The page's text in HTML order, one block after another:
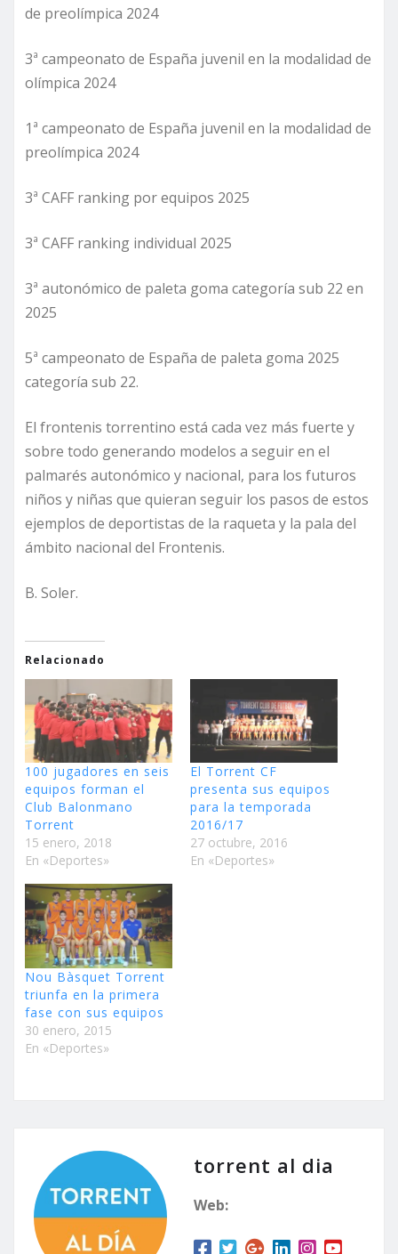
de preolímpica 2024
3ª campeonato de España juvenil en la modalidad de
olímpica 2024
1ª campeonato de España juvenil en la modalidad de
preolímpica 2024
3ª CAFF ranking por equipos 2025
3ª CAFF ranking individual 2025
3ª autonómico de paleta goma categoría sub 22 en
2025
5ª campeonato de España de paleta goma 2025
categoría sub 22.
El frontenis torrentino está cada vez más fuerte y
sobre todo generando modelos a seguir en el
palmarés autonómico y nacional, para los futuros
niños y niñas que quieran seguir los pasos de estos
ejemplos de deportistas de la raqueta y la pala del
ámbito nacional del Frontenis.
B. Soler.
Relacionado
100 jugadores en seis
equipos forman el
Club Balonmano
Torrent
15 enero, 2018
En «Deportes»
El Torrent CF
presenta sus equipos
para la temporada
2016/17
27 octubre, 2016
En «Deportes»
Nou Bàsquet Torrent
triunfa en la primera
fase con sus equipos
30 enero, 2015
En «Deportes»
torrent al dia
Web: